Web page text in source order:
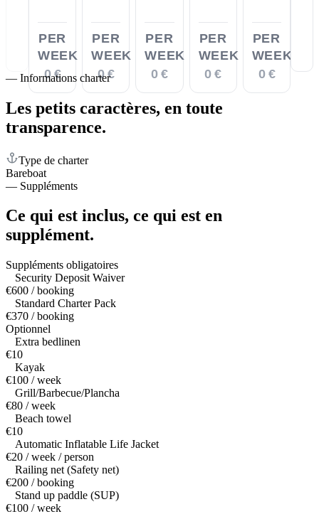
PER
WEEK
0 €
PER
WEEK
0 €
PER
WEEK
0 €
PER
WEEK
0 €
PER
WEEK
0 €
— Informations charter
Les petits caractères, en toute
transparence.
Type de charter
Bareboat
— Suppléments
Ce qui est inclus, ce qui est en
supplément.
Suppléments obligatoires
Security Deposit Waiver
€600 / booking
Standard Charter Pack
€370 / booking
Optionnel
Extra bedlinen
€10
Kayak
€100 / week
Grill/Barbecue/Plancha
€80 / week
Beach towel
€10
Automatic Inflatable Life Jacket
€20 / week / person
Railing net (Safety net)
€200 / booking
Stand up paddle (SUP)
€100 / week